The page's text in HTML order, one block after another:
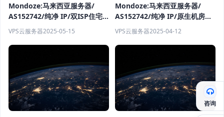
Mondoze:马来西亚服务器/
AS152742/纯净 IP/双ISP住宅
服务器/$8.33/月/2C/2G内
存/60G/100M
VPS云服务器2025-05-15
Mondoze:马来西亚服务器/
AS152742/纯净 IP/原生机房
IP/$7.50/月/2C/4G内
存/40G/100M/不限流
量/tiktok/chatgpt/netflix
VPS云服务器2025-04-12
咨询